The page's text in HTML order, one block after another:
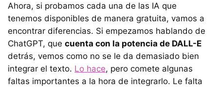
Ahora, si probamos cada una de las IA que
tenemos disponibles de manera gratuita, vamos a
encontrar diferencias. Si empezamos hablando de
ChatGPT, que cuenta con la potencia de DALL-E
detrás, vemos como no se le da demasiado bien
integrar el texto. Lo hace, pero comete algunas
faltas importantes a la hora de integrarlo. Le falta